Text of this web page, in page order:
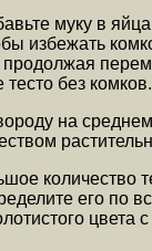
муку в
избежать
продолжая
тесто без комков.
на
количество
его по
цвета